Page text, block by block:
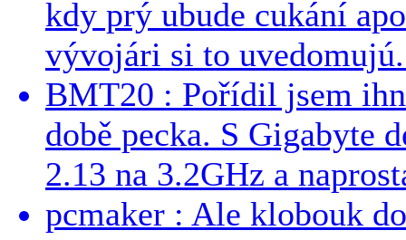
kdy prý ubude cukání
vývojári si to
BMT20 : Pořídil jsem
době pecka. S Gigabyte
2.13 na 3.2GHz a
pcmaker : Ale klobouk